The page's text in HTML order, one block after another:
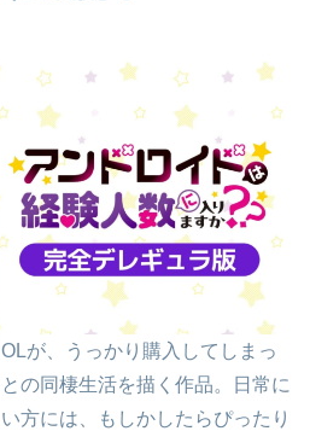
が、うっかり購入してしまっ
の同棲生活を描く作品。日常に
方には、もしかしたらぴったり